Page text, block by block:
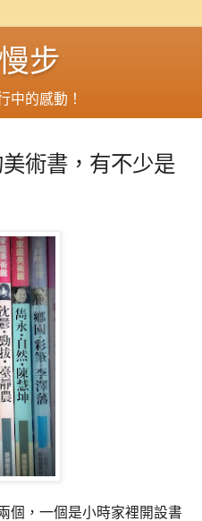
步
中的感動！
美術書，有不少是
個，一個是小時家裡開設書